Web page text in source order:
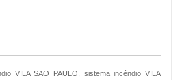
VILA SAO PAULO, sistema incêndio VILA